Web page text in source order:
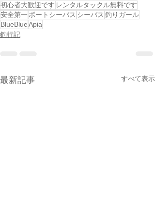
初心者大歓迎です レンタルタックル無料です
安全第一ボートシーバス シーバス 釣りガール
BlueBlueApia
釣行記
最新記事 すべて表示